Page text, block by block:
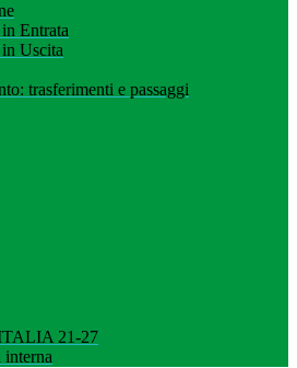
Entrata
Uscita
trasferimenti e passaggi
21-27
interna